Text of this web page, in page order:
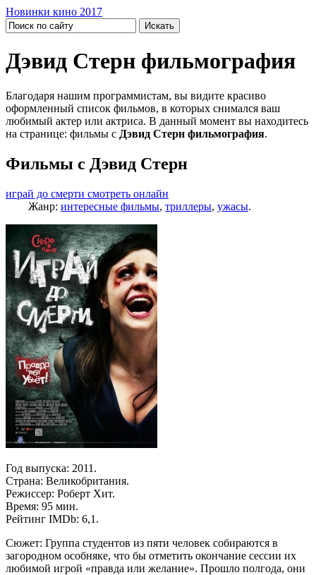
Новинки кино 2017
Дэвид Стерн фильмография
Благодаря нашим программистам, вы видите красиво
оформленный список фильмов, в которых снимался ваш
любимый актер или актриса. В данный момент вы находитесь
на странице: фильмы с Дэвид Стерн фильмография.
Фильмы с Дэвид Стерн
играй до смерти смотреть онлайн
Жанр: интересные фильмы, триллеры, ужасы.
Год выпуска: 2011.
Страна: Великобритания.
Режиссер: Роберт Хит.
Время: 95 мин.
Рейтинг IMDb: 6,1.
Сюжет: Группа студентов из пяти человек собираются в
загородном особняке, что бы отметить окончание сессии их
любимой игрой «правда или желание». Прошло полгода, они